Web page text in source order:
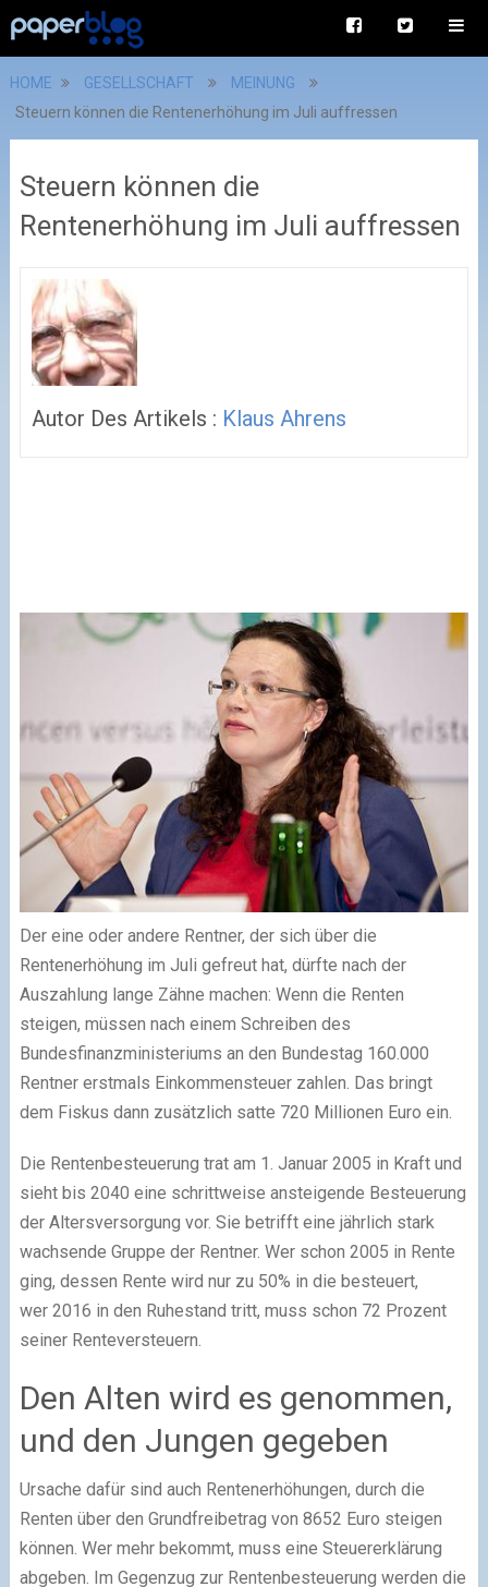
HOME GESELLSCHAFT
MEINUNG
Steuern können die Rentenerhöhung im Juli auffressen
Steuern können die
Rentenerhöhung im Juli auffressen
Autor Des Artikels : Klaus Ahrens
Der eine oder andere Rentner, der sich über die
Rentenerhöhung im Juli gefreut hat, dürfte nach der
Auszahlung lange Zähne machen: Wenn die Renten
steigen, müssen nach einem Schreiben des
Bundesfinanzministeriums an den Bundestag 160.000
Rentner erstmals Einkommensteuer zahlen. Das bringt
dem Fiskus dann zusätzlich satte 720 Millionen Euro ein.
Die Rentenbesteuerung trat am 1. Januar 2005 in Kraft und
sieht bis 2040 eine schrittweise ansteigende Besteuerung
der Altersversorgung vor. Sie betrifft eine jährlich stark
wachsende Gruppe der Rentner. Wer schon 2005 in Rente
ging, dessen Rente wird nur zu 50% in die besteuert,
wer 2016 in den Ruhestand tritt, muss schon 72 Prozent
seiner Renteversteuern.
Den Alten wird es genommen,
und den Jungen gegeben
Ursache dafür sind auch Rentenerhöhungen, durch die
Renten über den Grundfreibetrag von 8652 Euro steigen
können. Wer mehr bekommt, muss eine Steuererklärung
abgeben. Im Gegenzug zur Rentenbesteuerung werden die